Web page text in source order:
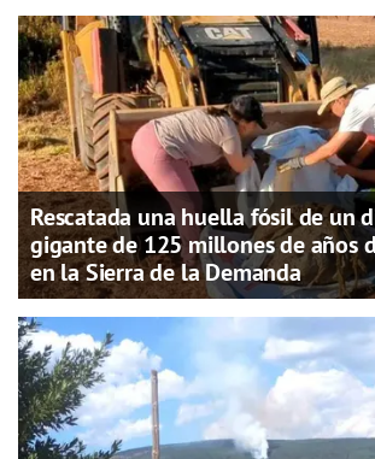
Rescatada una huella fósil de un
gigante de 125 millones de años
en la Sierra de la Demanda